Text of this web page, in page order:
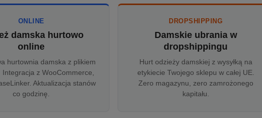
ONLINE
damska hurtowo
online
hurtownia damska z plikiem
Integracja z WooCommerce,
Aktualizacja stanów
co godzinę.
DROPSHIPPING
Damskie ubrania w
dropshippingu
Hurt odzieży damskiej z wysyłką na
etykiecie Twojego sklepu w całej UE.
Zero magazynu, zero zamrożonego
kapitału.